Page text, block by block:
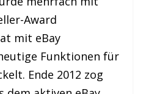
Award
mit eBay
Funktionen für
Ende 2012 zog